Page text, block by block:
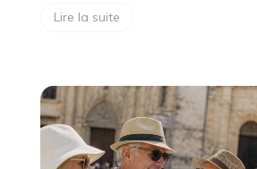
Lire la suite